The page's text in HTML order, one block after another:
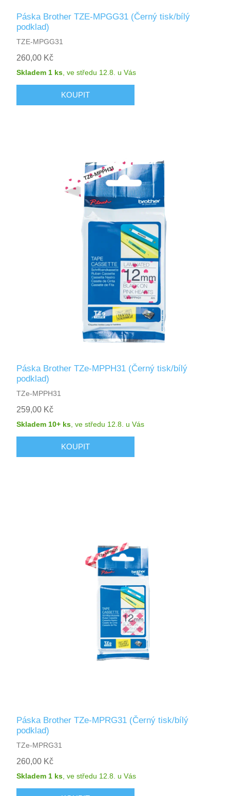
Páska Brother TZE-MPGG31 (Černý tisk/bílý
podklad)
TZE-MPGG31
260,00 Kč
Skladem 1 ks ,ve středu 12.8. u Vás
Páska Brother TZe-MPPH31 (Černý tisk/bílý
podklad)
TZe-MPPH31
259,00 Kč
Skladem 10+ ks ,ve středu 12.8. u Vás
Páska Brother TZe-MPRG31 (Černý tisk/bílý
podklad)
TZe-MPRG31
260,00 Kč
Skladem 1 ks ,ve středu 12.8. u Vás